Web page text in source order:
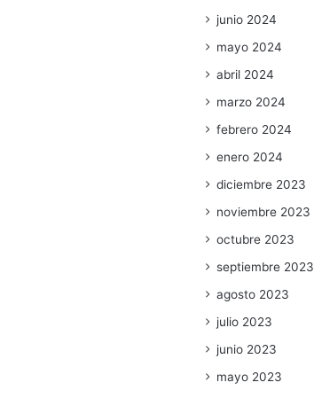
junio 2024
mayo 2024
abril 2024
marzo 2024
febrero 2024
enero 2024
diciembre 2023
noviembre 2023
octubre 2023
septiembre 2023
agosto 2023
julio 2023
junio 2023
mayo 2023